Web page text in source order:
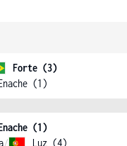
Forte (3)
(1)
(1)
/ Luz (4)